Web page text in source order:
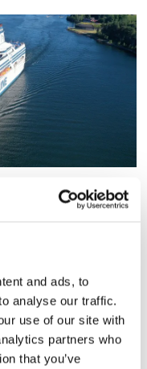
and ads, to
analyse our traffic.
use of our site with
partners who
that you’ve
trots